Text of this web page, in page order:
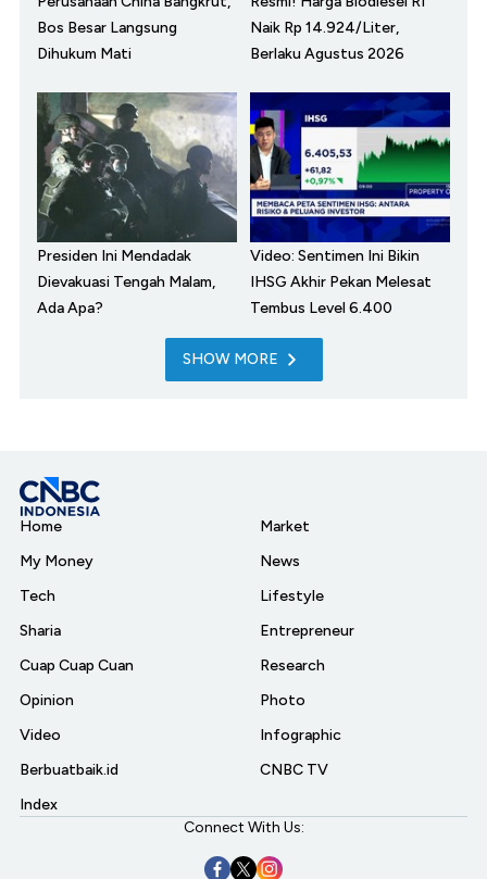
Bos Besar Langsung
Dihukum Mati
Naik Rp 14.924/Liter,
Berlaku Agustus 2026
Presiden Ini Mendadak
Dievakuasi Tengah Malam,
Ada Apa?
Video: Sentimen Ini Bikin
IHSG Akhir Pekan Melesat
Tembus Level 6.400
SHOW MORE
Home
My Money
Tech
Sharia
Cuap Cuap Cuan
Opinion
Video
Berbuatbaik.id
Index
Market
News
Lifestyle
Entrepreneur
Research
Photo
Infographic
CNBC TV
Connect With Us: